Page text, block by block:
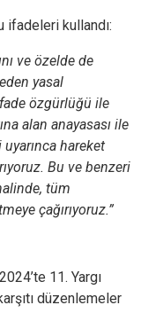
ifadeleri kullandı:
ve özelde de
yasal
özgürlüğü ile
alan anayasası ile
hareket
Bu ve benzeri
tüm
çağırıyoruz.”
11. Yargı
düzenlemeler